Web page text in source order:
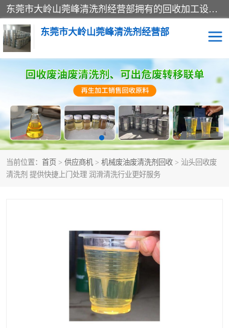
东莞市大岭山莞峰清洗剂经营部拥有的回收加工设备，大量废油回收、废清洗剂回收、废溶剂油回收、机械废油废清洗剂回收、废碳氢回收、碳氢液压油回收、碳氢二氯回收等废清洗剂处理；我们只是提供废旧化工原料的循环使用存放点，执行正规的存放，有正规的回收资质处理。同时我们公司批发零售回收级清洗剂，脱模油再生基础油，质量保证。
东莞市大岭山莞峰清洗剂经营部
当前位置： 首页 > 供应商机 > 机械废油废清洗剂回收 > 汕头回收废
清洗剂 提供快捷上门处理 润滑清洗行业更好服务
废清洗剂回收
废溶剂油回收 机械废油废清洗剂回收
废碳氢回收 碳氢液压油回收
碳氢二氯回收 回收废三四氯乙烯
上门回收废清洗剂